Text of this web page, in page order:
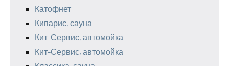
Катофнет
Кипарис, сауна
Кит-Сервис, автомойка
Кит-Сервис, автомойка